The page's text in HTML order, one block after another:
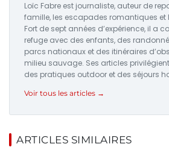
Loïc Fabre est journaliste, auteur de
famille, les escapades romantiques et
Fort de sept années d’expérience, il a
refuge avec des enfants, des
parcs nationaux et des itinéraires
milieu sauvage. Ses articles
des pratiques outdoor et des séjours
Voir tous les articles →
ARTICLES SIMILAIRES